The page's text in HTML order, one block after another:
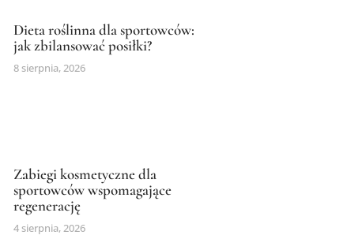
Dieta roślinna dla sportowców:
jak zbilansować posiłki?
8 sierpnia, 2026
Zabiegi kosmetyczne dla
sportowców wspomagające
regenerację
4 sierpnia, 2026